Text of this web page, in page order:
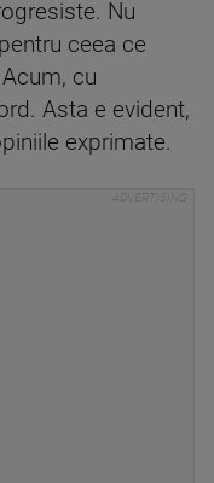
Nu
ceea ce
cu
Asta e evident,
exprimate.